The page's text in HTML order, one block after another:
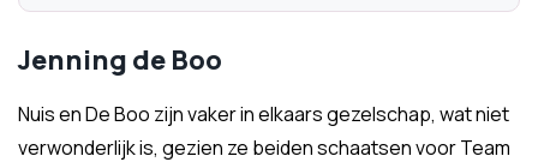
Jenning de Boo
Nuis en De Boo zijn vaker in elkaars gezelschap, wat niet
verwonderlijk is, gezien ze beiden schaatsen voor Team